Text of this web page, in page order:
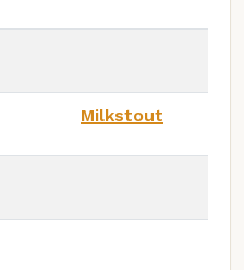
Milkstout